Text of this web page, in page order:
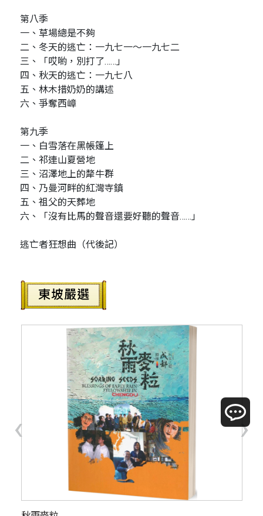
第八季
一、草場總是不夠
二、冬天的逃亡：一九七一〜一九七二
三、「哎喲，別打了……」
四、秋天的逃亡：一九七八
五、林木措奶奶的講述
六、爭奪西嶂
第九季
一、白雪落在黑帳篷上
二、祁連山夏營地
三、沼澤地上的犛牛群
四、乃曼河畔的紅灣寺鎮
五、祖父的天葬地
六、「沒有比馬的聲音還要好聽的聲音……」
逃亡者狂想曲（代後記）
‹ ›